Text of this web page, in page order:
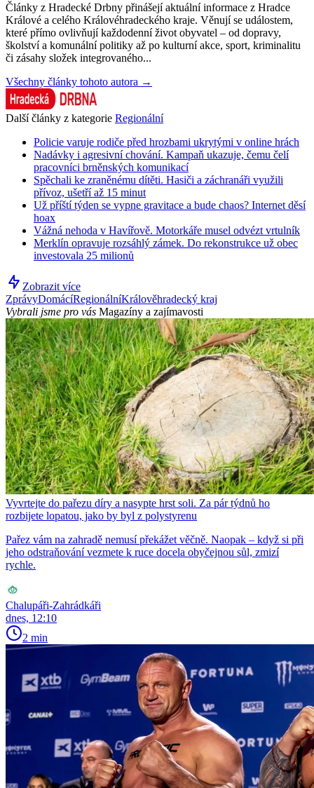
Články z Hradecké Drbny přinášejí aktuální informace z Hradce
Králové a celého Královéhradeckého kraje. Věnují se událostem,
které přímo ovlivňují každodenní život obyvatel – od dopravy,
školství a komunální politiky až po kulturní akce, sport, kriminalitu
či zásahy složek integrovaného...
Všechny články tohoto autora →
Další články z kategorie Regionální
Policie varuje rodiče před hrozbami ukrytými v online hrách
Nadávky i agresivní chování. Kampaň ukazuje, čemu čelí
pracovníci brněnských komunikací
Spěchali ke zraněnému dítěti. Hasiči a záchranáři využili
přívoz, ušetří až 15 minut
Už příští týden se vypne gravitace a bude chaos? Internet děsí
hoax
Vážná nehoda v Havířově. Motorkáře musel odvézt vrtulník
Merklín opravuje rozsáhlý zámek. Do rekonstrukce už obec
investovala 25 milionů
Zobrazit více
ZprávyDomácíRegionálníKrálověhradecký kraj
Vybrali jsme pro vás Magazíny a zajímavosti
Vyvrtejte do pařezu díry a nasypte hrst soli. Za pár týdnů ho
rozbijete lopatou, jako by byl z polystyrenu
Pařez vám na zahradě nemusí překážet věčně. Naopak – když si při
jeho odstraňování vezmete k ruce docela obyčejnou sůl, zmizí
rychle.
Chalupáři-Zahrádkáři
dnes, 12:10
2 min